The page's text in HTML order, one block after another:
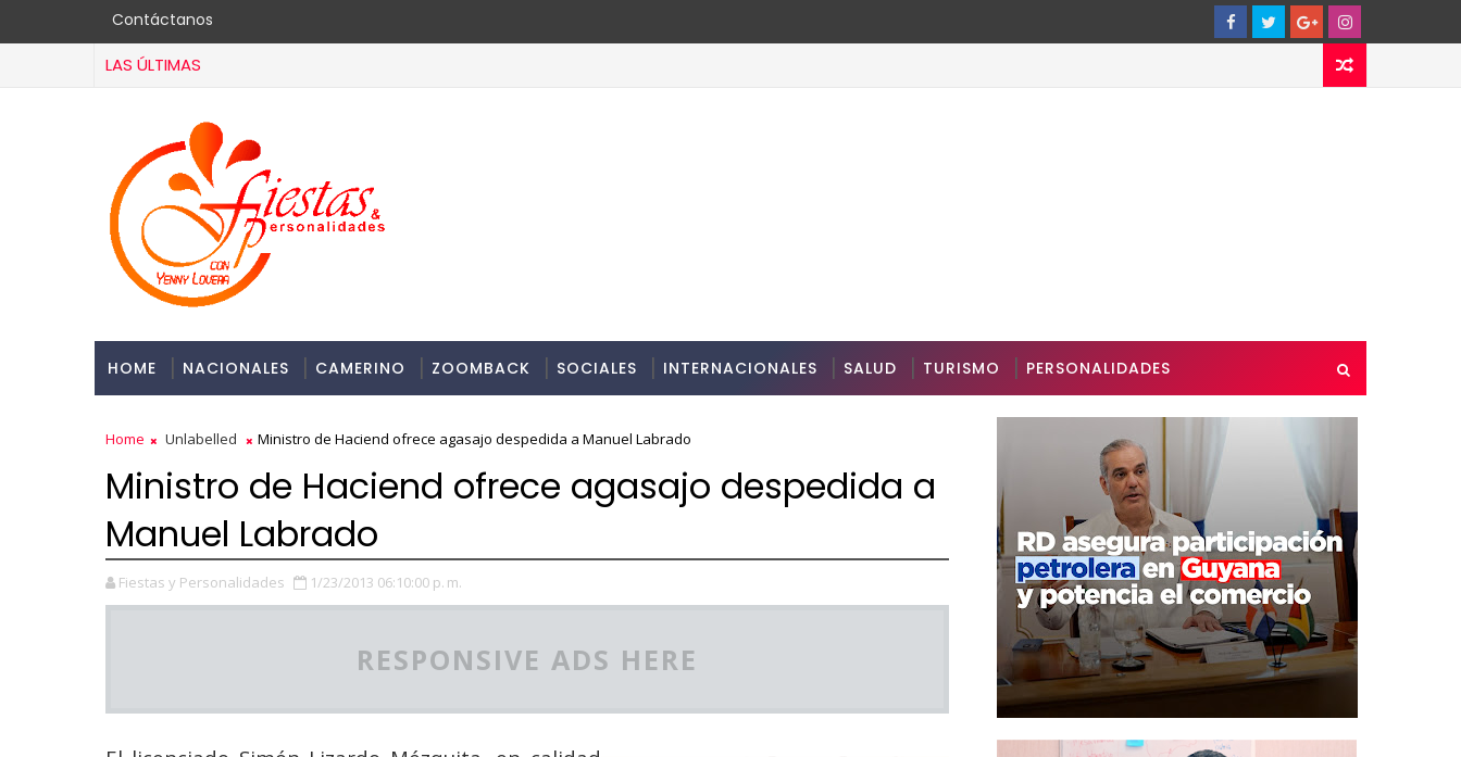
Contáctanos
LAS ÚLTIMAS
HOME NACIONALES CAMERINO ZOOMBACK SOCIALES INTERNACIONALES SALUD TURISMO PERSONALIDADES
Home Unlabelled Ministro de Haciend ofrece agasajo despedida a Manuel Labrado
Ministro de Haciend ofrece agasajo despedida a
Manuel Labrado
Fiestas y Personalidades 1/23/2013 06:10:00 p. m.
RESPONSIVE ADS HERE